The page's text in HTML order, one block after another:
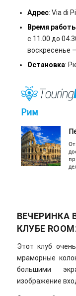
Адрес: Via di
Время
с 11.00 до
воскресенье
Остановка:
ВЕЧЕРИНКА
КЛУБЕ
Этот клуб
мраморные
большими
изображение